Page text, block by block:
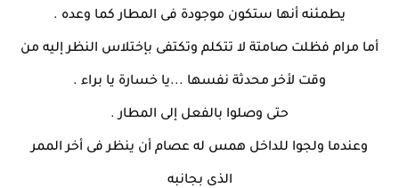
يطمئنه أنها ستكون موجودة فى المطار كما وعده .
أما مرام فظلت صامتة لا تتكلم وتكتفى بإختلاس النظر إليه من
وقت لأخر محدثة نفسها ...يا خسارة يا براء .
حتى وصلوا بالفعل إلى المطار .
وعندما ولجوا للداخل همس له عصام أن ينظر فى أخر الممر
الذى بجانبه